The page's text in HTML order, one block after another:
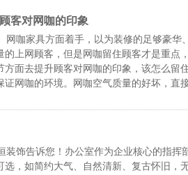
客对网咖的印象
咖家具方面着手，以为装修的足够豪华
上网顾客，但是网咖留住顾客才是重点
面去提升顾客对网咖的印象，该怎么留
网咖的环境。网咖空气质量的好坏，直
饰告诉您！办公室作为企业核心的指挥
，如简约大气、自然清新、复古怀旧，